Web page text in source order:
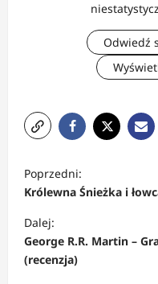
Odwiedź
o
b
a
c
Poprzedni:
Królewna Śnieżka i
Dalej:
George R.R. Martin –
(recenzja)